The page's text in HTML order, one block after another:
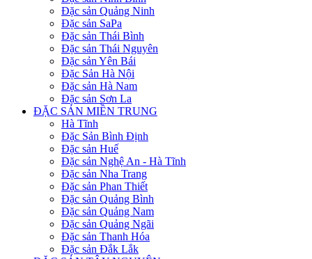
Đặc sản Quảng Ninh
Đặc sản SaPa
Đặc sản Thái Bình
Đặc sản Thái Nguyên
Đặc sản Yên Bái
Đặc Sản Hà Nội
Đặc sản Hà Nam
Đặc sản Sơn La
ĐẶC SẢN MIỀN TRUNG
Hà Tĩnh
Đặc Sản Bình Định
Đặc sản Huế
Đặc sản Nghệ An - Hà Tĩnh
Đặc sản Nha Trang
Đặc sản Phan Thiết
Đặc sản Quảng Bình
Đặc sản Quảng Nam
Đặc sản Quảng Ngãi
Đặc sản Thanh Hóa
Đặc sản Đắk Lắk